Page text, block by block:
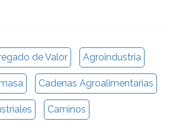
de Valor Agroindustria
Cadenas Agroalimentarias
Caminos